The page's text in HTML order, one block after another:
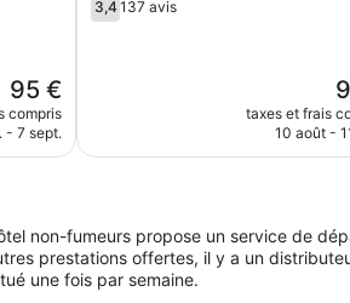
Le
nouveau
prix
95 €
compris
- 7 sept.
sur
3,4137 avis
taxes et frais
10 août -
non-fumeurs propose un service de
prestations offertes, il y a un
une fois par semaine.